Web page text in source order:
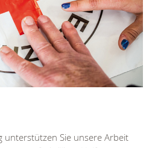
unterstützen Sie unsere Arbeit